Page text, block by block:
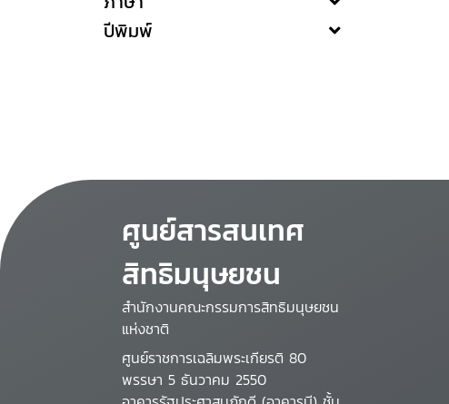
ปีพิมพ์
ศูนย์สารสนเทศ
สิทธิมนุษยชน
สำนักงานคณะกรรมการสิทธิมนุษยชน
แห่งชาติ
ศูนย์ราชการเฉลิมพระเกียรติ 80
พรรษา 5 ธันวาคม 2550